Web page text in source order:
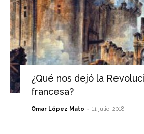
¿Qué nos dejó la
francesa?
Omar López Mato - 11 julio, 2018